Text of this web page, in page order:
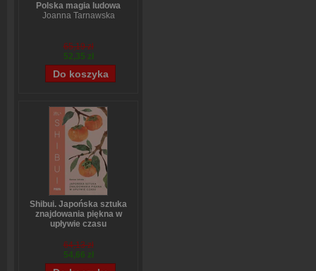
Polska magia ludowa
Joanna Tarnawska
65,19 zł
52,35 zł
Shibui. Japońska sztuka
znajdowania piękna w
upływie czasu
64,13 zł
54,66 zł